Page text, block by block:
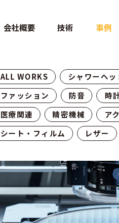
会社概要 技術 事例
ALL WORKS シャワーヘッ
ファッション
防音 時
医療関連
精密機械 ア
シート・フィルム
レザー